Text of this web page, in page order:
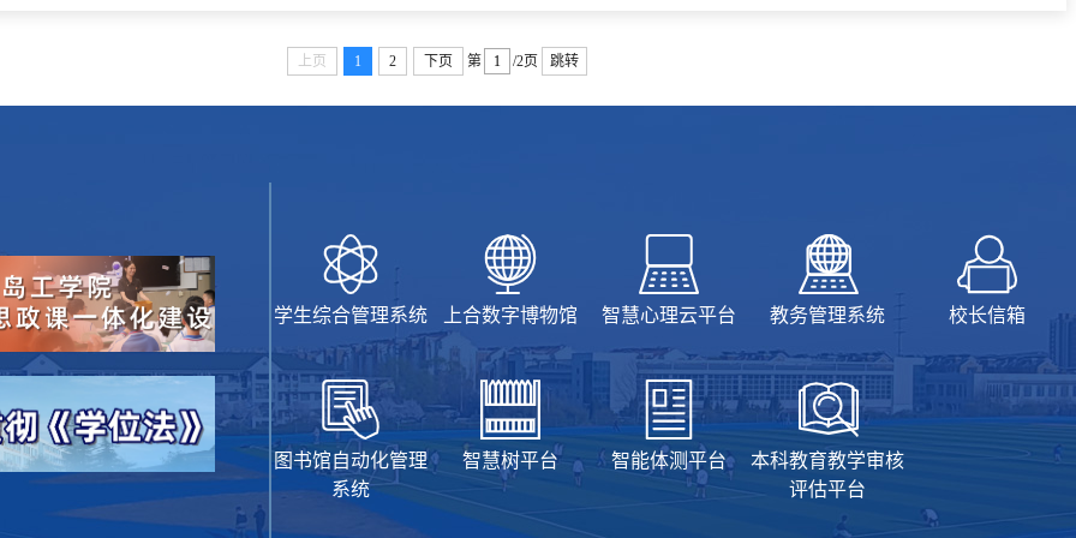
上页 1 2 下页 第 /2页 跳转
学生综合管理系统 上合数字博物馆 智慧心理云平台 教务管理系统 校长信箱
图书馆自动化管理
系统
智慧树平台 智能体测平台
本科教育教学审核
评估平台